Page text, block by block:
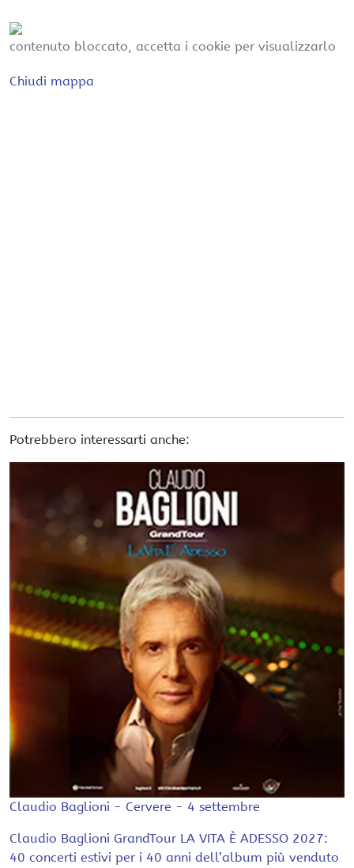
contenuto bloccato, accetta i cookie per visualizzarlo
Chiudi mappa
Potrebbero interessarti anche:
Claudio Baglioni - Cervere - 4 settembre
Claudio Baglioni GrandTour LA VITA È ADESSO 2027:
40 concerti estivi per i 40 anni dell’album più venduto